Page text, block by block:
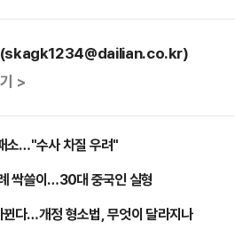
(skagk1234@dailian.co.kr)
>
소…"수사 차질 우려"
싹쓸이…30대 중국인 실형
다…개정 형소법, 무엇이 달라지나